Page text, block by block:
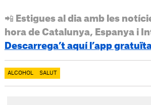
📲 Estigues al dia amb les
hora de Catalunya, Espanya i
Descarrega’t aquí l’app
ALCOHOL SALUT